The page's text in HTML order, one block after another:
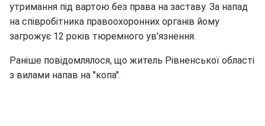
утримання під вартою без права на заставу. За напад
на співробітника правоохоронних органів йому
загрожує 12 років тюремного ув'язнення.
Раніше повідомлялося, що житель Рівненської області
з вилами напав на "копа".